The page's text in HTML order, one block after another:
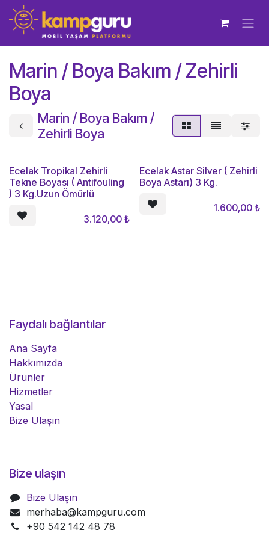
İçereği Atla
Marin / Boya Bakım / Zehirli
Boya
Marin / Boya Bakım /
Zehirli Boya
Ecelak Tropikal Zehirli
Tekne Boyası ( Antifouling
) 3 Kg.Uzun Ömürlü
3.120,00₺
Ecelak Astar Silver ( Zehirli
Boya Astarı) 3 Kg.
1.600,00₺
Faydalı bağlantılar
Ana Sayfa
Hakkımızda
Ürünler
Hizmetler
Yasal
Bize Ulaşın
Bize ulaşın
Bize Ulaşın
merhaba@kampguru.com
+90 542 142 48 78